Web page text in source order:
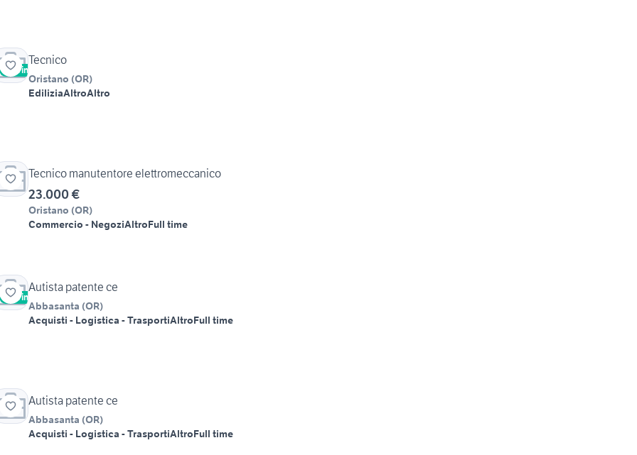
Vetrina
Tecnico
Oristano (OR)
EdiliziaAltroAltro
Tecnico manutentore elettromeccanico
23.000 €
Oristano (OR)
Commercio - NegoziAltroFull time
Vetrina
Autista patente ce
Abbasanta (OR)
Acquisti - Logistica - TrasportiAltroFull time
Autista patente ce
Abbasanta (OR)
Acquisti - Logistica - TrasportiAltroFull time